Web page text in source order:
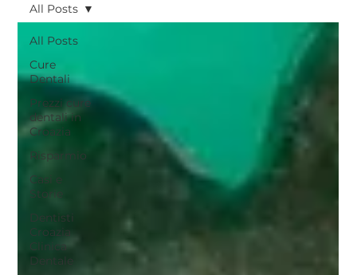
All Posts
Cure
Dentali
Prezzi cure
dentali in
Croazia
Risparmio
Casi e
Storie
Dentisti
Croazia
Clinica
Dentale
All Posts